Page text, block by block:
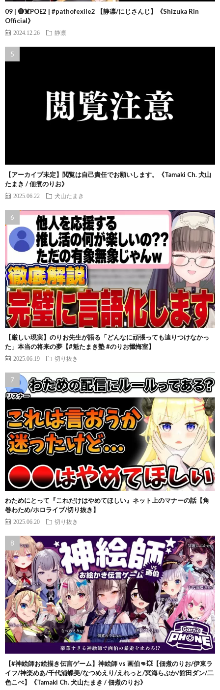
09 | 🔴☠️POE2 | #pathofexile2 【静凛/にじさんじ】《Shizuka Rin
Official》
2024.12.26 静凛
【アーカイブ未定】閲覧は自己責任でお願いします。《Tamaki Ch. 犬山
たまき / 佃煮のりお》
2025.06.22 犬山たまき
【厳しい現実】のりお先生が語る「どんなに頑張っても辿りつけなかっ
た」本当の将来の夢【#魁たまき塾 #のりお懺悔室】
2025.06.19 切り抜き
わためにとって『これだけはやめてほしい』ネット上のマナーの話【角
巻わため/ホロライブ/切り抜き】
2025.06.20 切り抜き
【#神絵師お絵描き伝言ゲーム】神絵師 vs 画伯👊💥【佃煮のりお/伊東ラ
イフ/神楽めあ/千代浦蝶美/なつめえり/えれっと/冥海らぶか/館田ダン/二
色こぺ】《Tamaki Ch. 犬山たまき / 佃煮のりお》